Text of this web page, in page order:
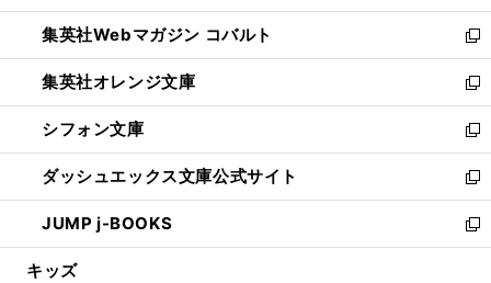
開
く
ウ
で
開
く
ン
ド
ウ
で
開
く
ウ
ィ
ン
ド
ウ
で
開
く
集英社Webマガジン コバルト
新
し
い
ウ
ィ
ン
ド
ウ
で
開
集英社オレンジ文庫
新
し
い
ウ
ィ
ン
ド
ウ
シフォン文庫
新
し
い
ウ
ィ
ン
ダッシュエックス文庫公式サイト
新
し
い
ウ
JUMP j-BOOKS
新
し
キッズ